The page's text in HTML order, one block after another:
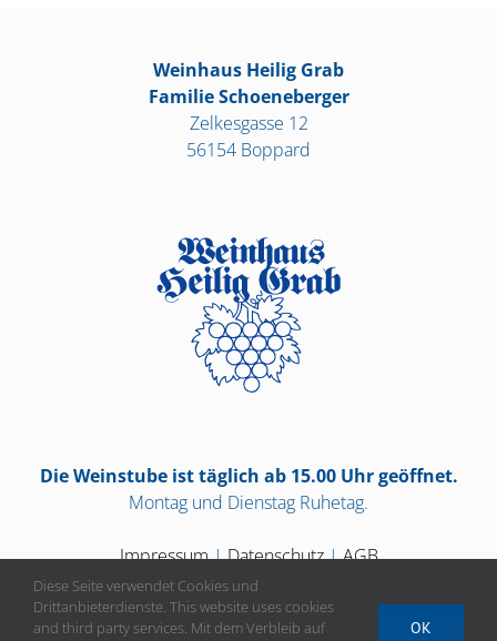
Weinhaus Heilig Grab
Familie Schoeneberger
Zelkesgasse 12
56154 Boppard
Die Weinstube ist täglich ab 15.00 Uhr geöffnet.
Montag und Dienstag Ruhetag.
Impressum|Datenschutz|AGB
Diese Seite verwendet Cookies und
Drittanbieterdienste. This website uses cookies
and third party services. Mit dem Verbleib auf
OK